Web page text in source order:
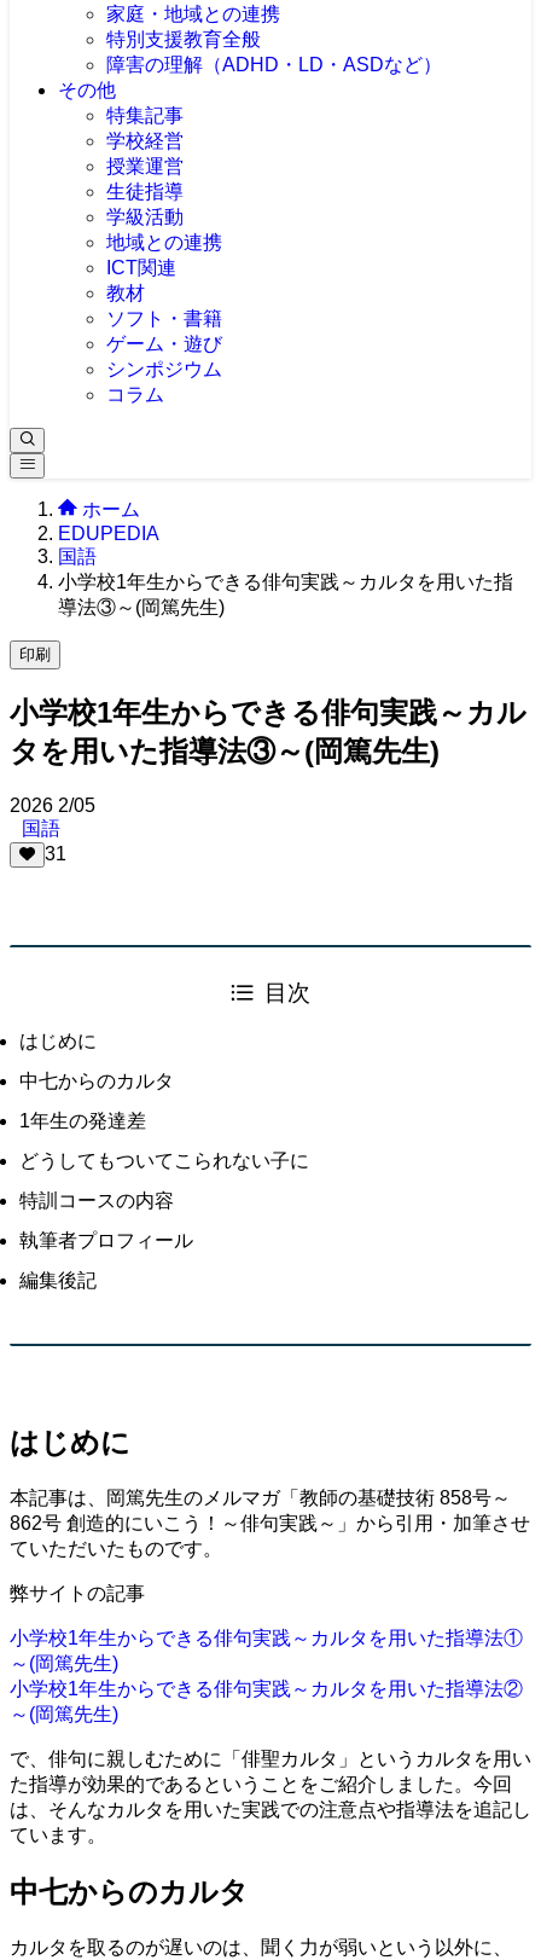
家庭・地域との連携
特別支援教育全般
障害の理解（ADHD・LD・ASDなど）
その他
特集記事
学校経営
授業運営
生徒指導
学級活動
地域との連携
ICT関連
教材
ソフト・書籍
ゲーム・遊び
シンポジウム
コラム
ホーム
EDUPEDIA
国語
小学校1年生からできる俳句実践～カルタを用いた指
導法③～(岡篤先生)
印刷
小学校1年生からできる俳句実践～カル
タを用いた指導法③～(岡篤先生)
2026 2/05
国語
31
目次
はじめに
中七からのカルタ
1年生の発達差
どうしてもついてこられない子に
特訓コースの内容
執筆者プロフィール
編集後記
はじめに
本記事は、岡篤先生のメルマガ「教師の基礎技術 858号～
862号 創造的にいこう！～俳句実践～」から引用・加筆させ
ていただいたものです。
弊サイトの記事
小学校1年生からできる俳句実践～カルタを用いた指導法①
～(岡篤先生)
小学校1年生からできる俳句実践～カルタを用いた指導法②
～(岡篤先生)
で、俳句に親しむために「俳聖カルタ」というカルタを用い
た指導が効果的であるということをご紹介しました。今回
は、そんなカルタを用いた実践での注意点や指導法を追記し
ています。
中七からのカルタ
カルタを取るのが遅いのは、聞く力が弱いという以外に、